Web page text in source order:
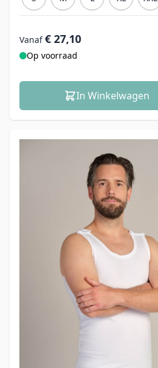
Vanaf € 27,10
Op voorraad
In Winkelwagen